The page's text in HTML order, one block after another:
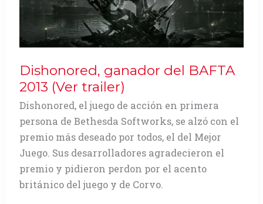
Dishonored, ganador del BAFTA
2013 (Ver trailer)
Dishonored, el juego de acción en primera
persona de Bethesda Softworks, se alzó con el
premio más deseado por todos, el del Mejor
Juego. Sus desarrolladores agradecieron el
premio y pidieron perdon por el acento
británico del juego y de Corvo.